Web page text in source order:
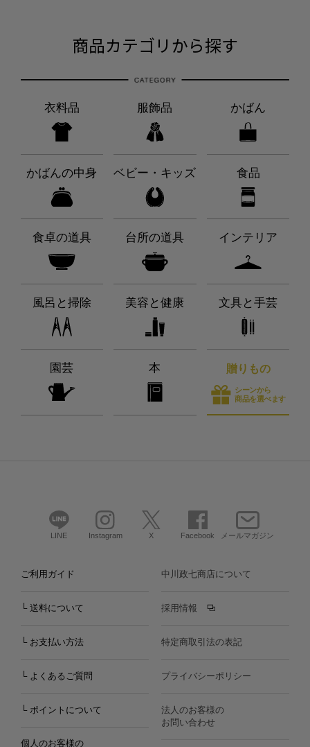
商品カテゴリから探す
衣料品 服飾品 かばん
かばんの中身 ベビー・キッズ 食品
食卓の道具 台所の道具 インテリア
風呂と掃除 美容と健康 文具と手芸
園芸 本 贈りもの
シーンから
商品を選べます
LINE Instagram X Facebook メールマガジン
ご利用ガイド
└ 送料について
└ お支払い方法
└ よくあるご質問
└ ポイントについて
個人のお客様の
中川政七商店について
採用情報
特定商取引法の表記
プライバシーポリシー
法人のお客様の
お問い合わせ